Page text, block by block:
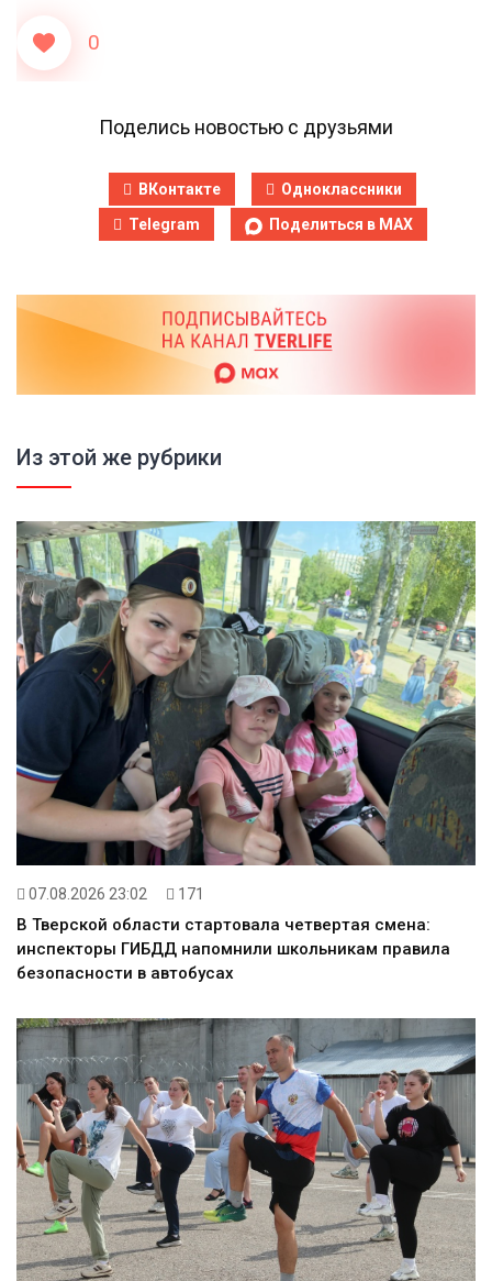
0
Поделись новостью с друзьями
ВКонтакте
Одноклассники
Telegram
Поделиться в MAX
Из этой же рубрики
07.08.2026 23:02 171
В Тверской области стартовала четвертая смена:
инспекторы ГИБДД напомнили школьникам правила
безопасности в автобусах